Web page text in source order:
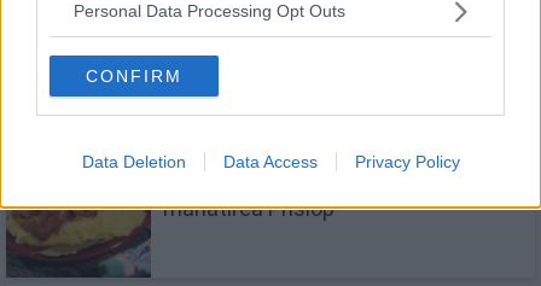
Personal Data Processing Opt Outs
CONFIRM
Data Deletion Data Access Privacy Policy
Cum pui varză murată ca la carte în 5
pași simpli
Sarmale de post mănăstirești ca la
mănătirea Prislop